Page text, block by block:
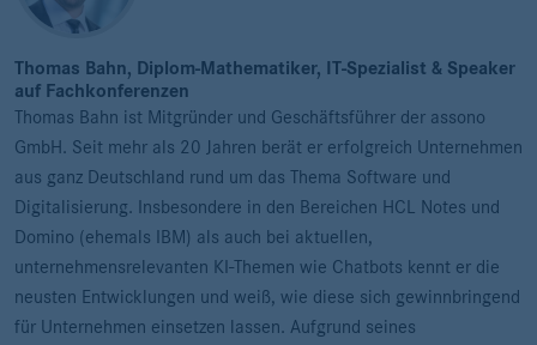
Thomas Bahn, Diplom-Mathematiker, IT-Spezialist & Speaker
auf Fachkonferenzen
Thomas Bahn ist Mitgründer und Geschäftsführer der assono
GmbH. Seit mehr als 20 Jahren berät er erfolgreich Unternehmen
aus ganz Deutschland rund um das Thema Software und
Digitalisierung. Insbesondere in den Bereichen HCL Notes und
Domino (ehemals IBM) als auch bei aktuellen,
unternehmensrelevanten KI-Themen wie Chatbots kennt er die
neusten Entwicklungen und weiß, wie diese sich gewinnbringend
für Unternehmen einsetzen lassen. Aufgrund seines